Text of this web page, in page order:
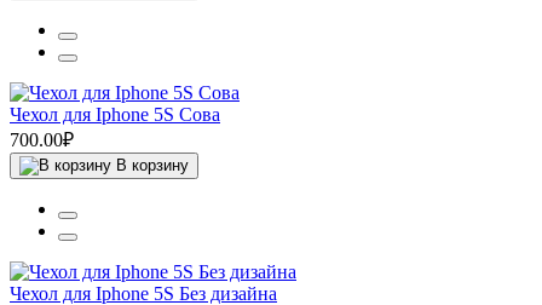
Чехол для Iphone 5S Сова
700.00₽
В корзину
Чехол для Iphone 5S Без дизайна